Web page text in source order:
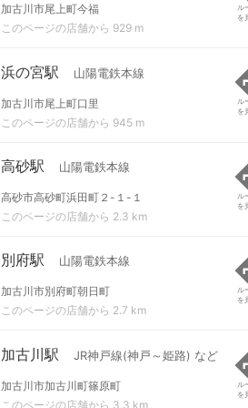
加古川市尾上町今福
このページの店舗から 929 m
ル
を
浜の宮駅 山陽電鉄本線
加古川市尾上町口里
このページの店舗から 945 m
ル
を
高砂駅 山陽電鉄本線
高砂市高砂町浜田町２-１-１
このページの店舗から 2.3 km
ル
を
別府駅 山陽電鉄本線
加古川市別府町朝日町
このページの店舗から 2.7 km
ル
を
加古川駅 JR神戸線(神戸～姫路) など
加古川市加古川町篠原町
このページの店舗から 3.3 km
ル
を